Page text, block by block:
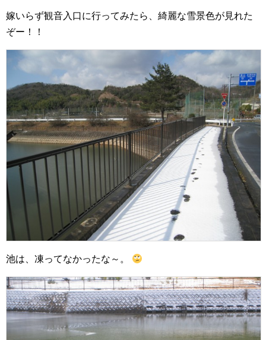
嫁いらず観音入口に行ってみたら、綺麗な雪景色が見れた
ぞー！！
池は、凍ってなかったな～。